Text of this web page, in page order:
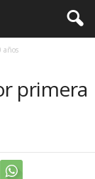
años
primera